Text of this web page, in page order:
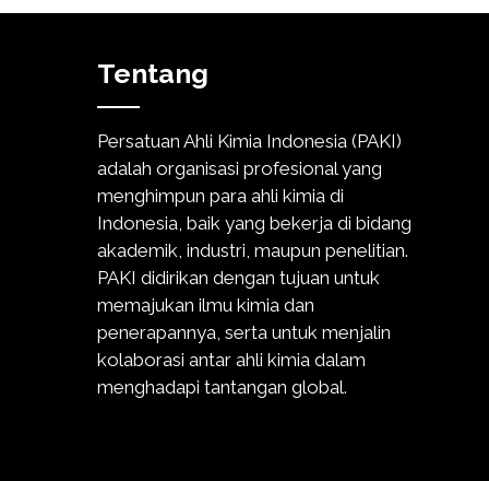
Tentang
Persatuan Ahli Kimia Indonesia (PAKI)
adalah organisasi profesional yang
menghimpun para ahli kimia di
Indonesia, baik yang bekerja di bidang
akademik, industri, maupun penelitian.
PAKI didirikan dengan tujuan untuk
memajukan ilmu kimia dan
penerapannya, serta untuk menjalin
kolaborasi antar ahli kimia dalam
menghadapi tantangan global.